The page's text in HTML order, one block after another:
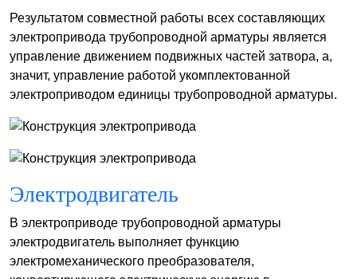
Результатом совместной работы всех составляющих
электропривода трубопроводной арматуры является
управление движением подвижных частей затвора, а,
значит, управление работой укомплектованной
электроприводом единицы трубопроводной арматуры.
Электродвигатель
В электроприводе трубопроводной арматуры
электродвигатель выполняет функцию
электромеханического преобразователя,